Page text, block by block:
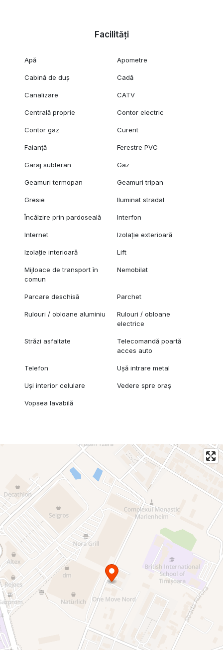
Facilități
Apă Apometre
Cabină de duș Cadă
Canalizare CATV
Centrală proprie Contor electric
Contor gaz Curent
Faianță Ferestre PVC
Garaj subteran Gaz
Geamuri termopan Geamuri tripan
Gresie Iluminat stradal
Încălzire prin pardoseală Interfon
Internet Izolație exterioară
Izolație interioară Lift
Mijloace de transport în
comun
Nemobilat
Parcare deschisă Parchet
Rulouri / obloane aluminiu
Rulouri / obloane
electrice
Străzi asfaltate
Telecomandă poartă
acces auto
Telefon Ușă intrare metal
Uși interior celulare Vedere spre oraș
Vopsea lavabilă